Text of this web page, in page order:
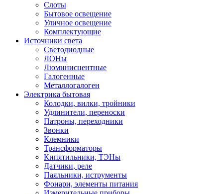
Слоты
Бытовое освещение
Уличное освещение
Комплектующие
Источники света
Светодиодные
ЛОНы
Люминисцентные
Галогенные
Металлогалоген
Электрика бытовая
Колодки, вилки, тройники
Удлинители, переноски
Патроны, переходники
Звонки
Клемники
Трансформаторы
Кипятильники, ТЭНы
Датчики, реле
Паяльники, иструменты
Фонари, элементы питания